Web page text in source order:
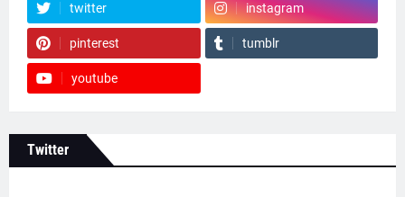
twitter instagram
pinterest tumblr
youtube
Twitter